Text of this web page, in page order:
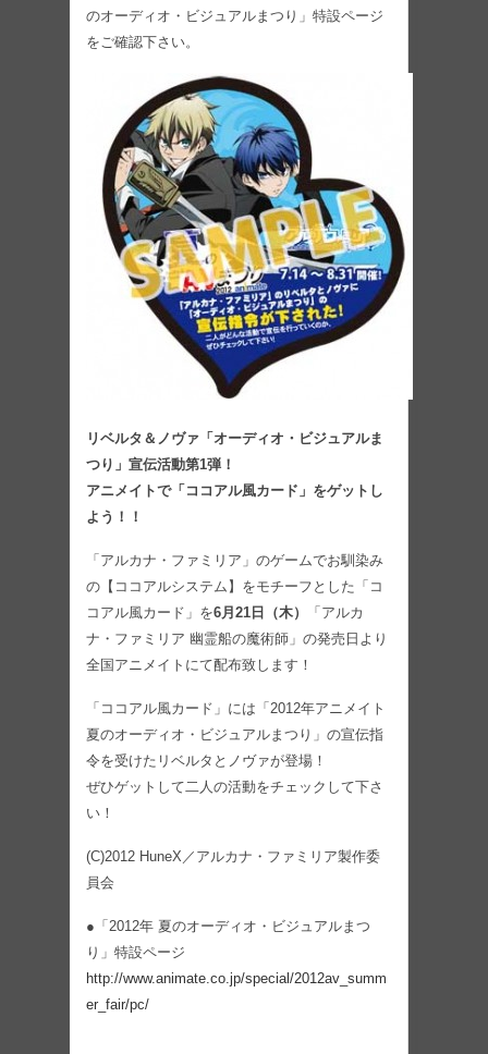
のオーディオ・ビジュアルまつり」特設ページ
をご確認下さい。
リベルタ＆ノヴァ「オーディオ・ビジュアルま
つり」宣伝活動第1弾！
アニメイトで「ココアル風カード」をゲットし
よう！！
「アルカナ・ファミリア」のゲームでお馴染み
の【ココアルシステム】をモチーフとした「コ
コアル風カード」を6月21日（木）
「アルカ
ナ・ファミリア 幽霊船の魔術師」の発売日より
全国アニメイトにて配布致します！
「ココアル風カード」には「2012年アニメイト
夏のオーディオ・ビジュアルまつり」の宣伝指
令を受けたリベルタとノヴァが登場！
ぜひゲットして二人の活動をチェックして下さ
い！
(C)2012 HuneX／アルカナ・ファミリア製作委
員会
●「2012年 夏のオーディオ・ビジュアルまつ
り」特設ページ
http://www.animate.co.jp/special/2012av_summ
er_fair/pc/